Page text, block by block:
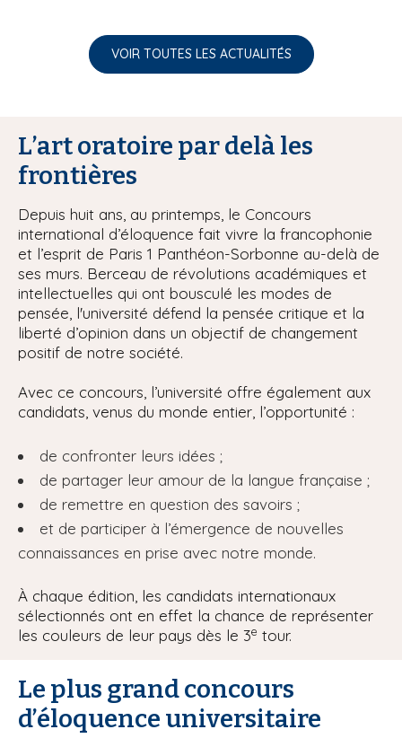
VOIR TOUTES LES ACTUALITÉS
L’art oratoire par delà les
frontières
Depuis huit ans, au printemps, le Concours
international d’éloquence fait vivre la francophonie
et l’esprit de Paris 1 Panthéon-Sorbonne au-delà de
ses murs. Berceau de révolutions académiques et
intellectuelles qui ont bousculé les modes de
pensée, l'université défend la pensée critique et la
liberté d’opinion dans un objectif de changement
positif de notre société.
Avec ce concours, l’université offre également aux
candidats, venus du monde entier, l’opportunité :
de confronter leurs idées ;
de partager leur amour de la langue française ;
de remettre en question des savoirs ;
et de participer à l’émergence de nouvelles
connaissances en prise avec notre monde.
À chaque édition, les candidats internationaux
sélectionnés ont en effet la chance de représenter
les couleurs de leur pays dès le 3e tour.
Le plus grand concours
d’éloquence universitaire